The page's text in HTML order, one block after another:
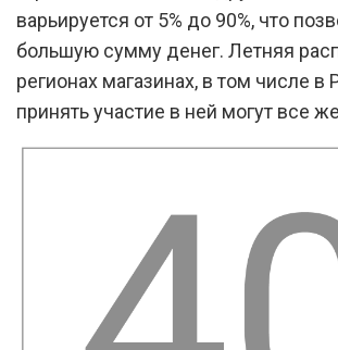
варьируется от 5% до 90%, что
большую сумму денег. Летняя
регионах магазинах, в том числе
принять участие в ней могут все